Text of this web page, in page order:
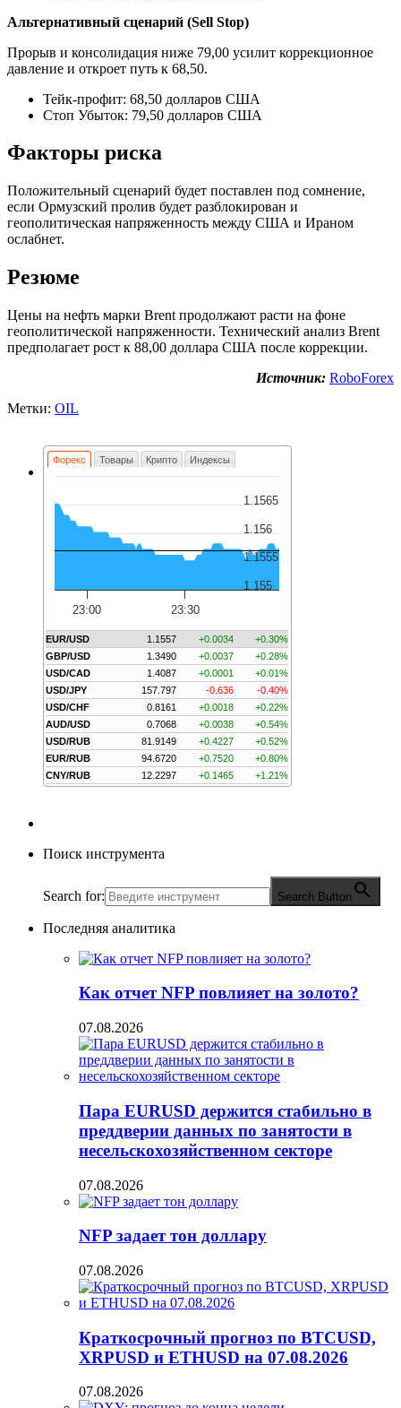
Альтернативный сценарий (Sell Stop)
Прорыв и консолидация ниже 79,00 усилит коррекционное
давление и откроет путь к 68,50.
Тейк-профит: 68,50 долларов США
Стоп Убыток: 79,50 долларов США
Факторы риска
Положительный сценарий будет поставлен под сомнение,
если Ормузский пролив будет разблокирован и
геополитическая напряженность между США и Ираном
ослабнет.
Резюме
Цены на нефть марки Brent продолжают расти на фоне
геополитической напряженности. Технический анализ Brent
предполагает рост к 88,00 доллара США после коррекции.
Источник: RoboForex
Метки: OIL
Форекс Товары Крипто Индексы
23:00 23:30
1.155
1.1555
1.156
1.1565
EUR/USD 1.1557 +0.0034
+0.30%
GBP/USD
1.3490 +0.0037
+0.28%
USD/CAD
1.4087 +0.0001
+0.01%
USD/JPY
157.797 -0.636
-0.40%
USD/CHF
0.8161 +0.0018
+0.22%
AUD/USD
0.7068 +0.0038
+0.54%
USD/RUB
81.9149 +0.4227
+0.52%
EUR/RUB
94.6720 +0.7520
+0.80%
CNY/RUB
12.2297 +0.1465 +1.21%
Поиск инструмента
Search for: Search Button
Последняя аналитика
Как отчет NFP повлияет на золото?
07.08.2026
Пара EURUSD держится стабильно в
преддверии данных по занятости в
несельскохозяйственном секторе
07.08.2026
NFP задает тон доллару
07.08.2026
Краткосрочный прогноз по BTCUSD,
XRPUSD и ETHUSD на 07.08.2026
07.08.2026